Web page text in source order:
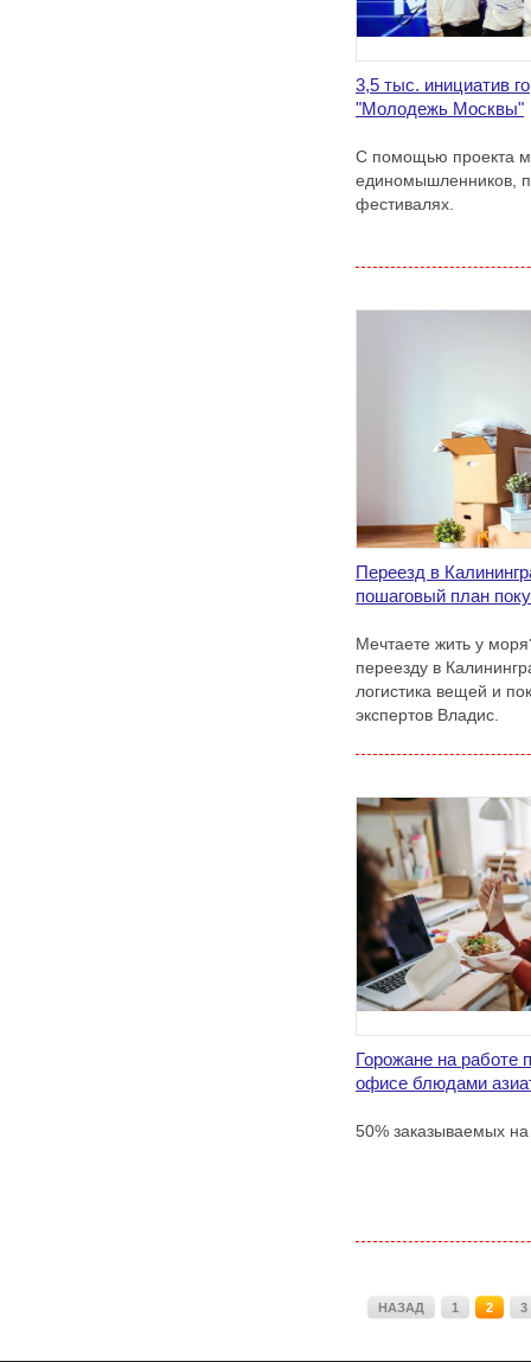
3,5 тыс. инициатив
"Молодежь Москвы"
С помощью проекта
единомышленников,
фестивалях.
Переезд в
пошаговый план
Мечтаете жить у
переезду в
логистика вещей и
экспертов Владис.
Горожане на работе
офисе блюдами
50% заказываемых
НАЗАД 1 2 3